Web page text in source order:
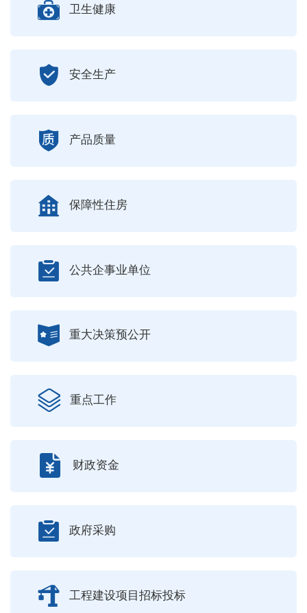
卫生健康
安全生产
产品质量
保障性住房
公共企事业单位
重大决策预公开
重点工作
财政资金
政府采购
工程建设项目招标投标